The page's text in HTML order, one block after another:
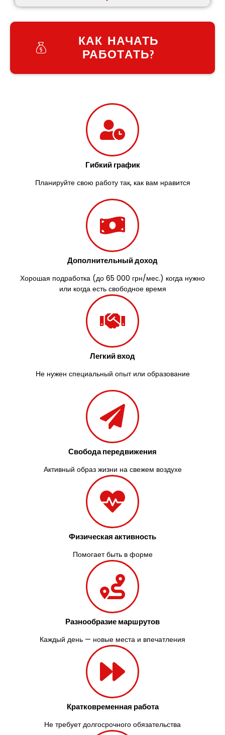
КАК НАЧАТЬ
РАБОТАТЬ?
Гибкий график
Планируйте свою работу так, как вам нравится
Дополнительный доход
Хорошая подработка (до 65 000 грн/мес.) когда нужно
или когда есть свободное время
Легкий вход
Не нужен специальный опыт или образование
Свобода передвижения
Активный образ жизни на свежем воздухе
Физическая активность
Помогает быть в форме
Разнообразие маршрутов
Каждый день — новые места и впечатления
Кратковременная работа
Не требует долгосрочного обязательства